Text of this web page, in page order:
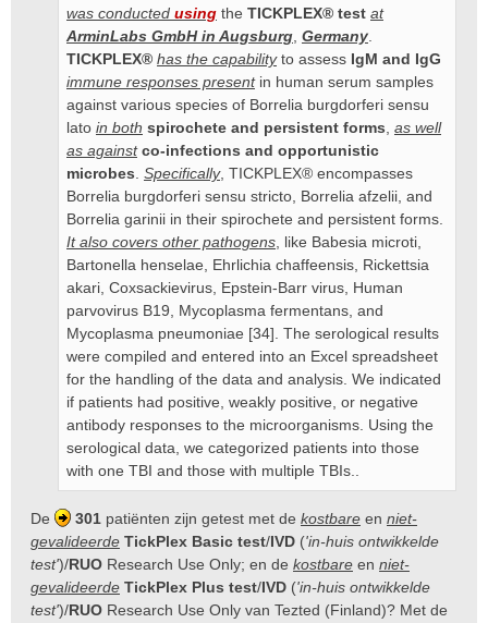
was conducted using the TICKPLEX® test at
ArminLabs GmbH in Augsburg Germany
TICKPLEX® has the capabilityto assess IgM and IgG
immune responses presentin human serum samples
against various species of Borrelia burgdorferi sensu
lato in both spirochete and persistent forms as well
as against co-infections and opportunistic
microbes Specifically, TICKPLEX® encompasses
Borrelia burgdorferi sensu stricto, Borrelia afzelii, and
Borrelia garinii in their spirochete and persistent forms.
It also covers other pathogens , like Babesia microti,
Bartonella henselae, Ehrlichia chaffeensis, Rickettsia
akari, Coxsackievirus, Epstein-Barr virus, Human
parvovirus B19, Mycoplasma fermentans, and
Mycoplasma pneumoniae [34]. The serological results
were compiled and entered into an Excel spreadsheet
for the handling of the data and analysis. We indicated
if patients had positive, weakly positive, or negative
antibody responses to the microorganisms. Using the
serological data, we categorized patients into those
with one TBI and those with multiple TBIs..
De 301 patiënten zijn getest met de kostbare en niet-
gevalideerde TickPlex Basic test/IVD ('in-huis ontwikkelde
test')/RUO Research Use Only; en de kostbare en niet-
gevalideerde TickPlex Plus test/IVD ('in-huis ontwikkelde
test')/RUO Research Use Only van Tezted (Finland)? Met de